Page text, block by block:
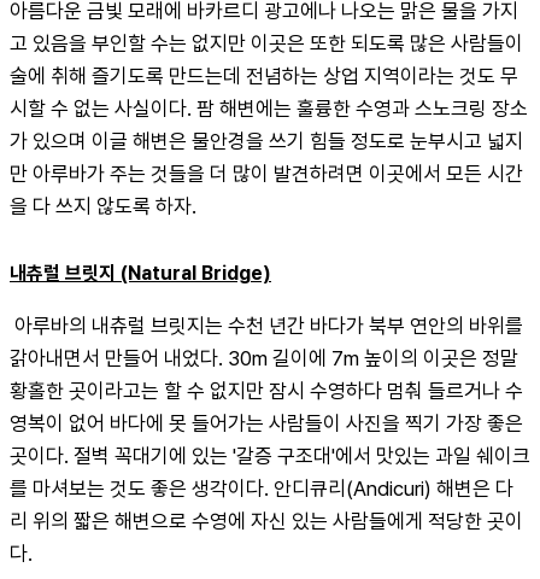
아름다운 금빛 모래에 바카르디 광고에나 나오는 맑은 물을 가지
고 있음을 부인할 수는 없지만 이곳은 또한 되도록 많은 사람들이
술에 취해 즐기도록 만드는데 전념하는 상업 지역이라는 것도 무
시할 수 없는 사실이다. 팜 해변에는 훌륭한 수영과 스노크링 장소
가 있으며 이글 해변은 물안경을 쓰기 힘들 정도로 눈부시고 넓지
만 아루바가 주는 것들을 더 많이 발견하려면 이곳에서 모든 시간
을 다 쓰지 않도록 하자.
내츄럴 브릿지 (Natural Bridge)
갉아내면서 만들어 내었다. 30m 길이에 7m 높이의 이곳은 정말
황홀한 곳이라고는 할 수 없지만 잠시 수영하다 멈춰 들르거나 수
영복이 없어 바다에 못 들어가는 사람들이 사진을 찍기 가장 좋은
곳이다. 절벽 꼭대기에 있는 '갈증 구조대'에서 맛있는 과일 쉐이크
를 마셔보는 것도 좋은 생각이다. 안디큐리(Andicuri) 해변은 다
리 위의 짧은 해변으로 수영에 자신 있는 사람들에게 적당한 곳이
다.